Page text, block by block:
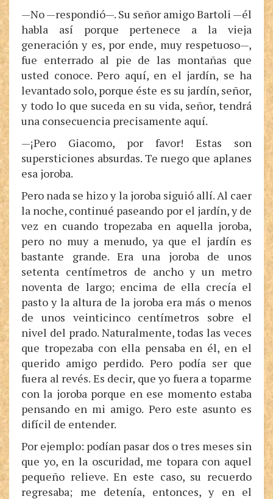
—No —respondió—. Su señor amigo Bartoli —él
habla así porque pertenece a la vieja
generación y es, por ende, muy respetuoso—,
fue enterrado al pie de las montañas que
usted conoce. Pero aquí, en el jardín, se ha
levantado solo, porque éste es su jardín, señor,
y todo lo que suceda en su vida, señor, tendrá
una consecuencia precisamente aquí.
—¡Pero Giacomo, por favor! Estas son
supersticiones absurdas. Te ruego que aplanes
esa joroba.
Pero nada se hizo y la joroba siguió allí. Al caer
la noche, continué paseando por el jardín, y de
vez en cuando tropezaba en aquella joroba,
pero no muy a menudo, ya que el jardín es
bastante grande. Era una joroba de unos
setenta centímetros de ancho y un metro
noventa de largo; encima de ella crecía el
pasto y la altura de la joroba era más o menos
de unos veinticinco centímetros sobre el
nivel del prado. Naturalmente, todas las veces
que tropezaba con ella pensaba en él, en el
querido amigo perdido. Pero podía ser que
fuera al revés. Es decir, que yo fuera a toparme
con la joroba porque en ese momento estaba
pensando en mi amigo. Pero este asunto es
difícil de entender.
Por ejemplo: podían pasar dos o tres meses sin
que yo, en la oscuridad, me topara con aquel
pequeño relieve. En este caso, su recuerdo
regresaba; me detenía, entonces, y en el